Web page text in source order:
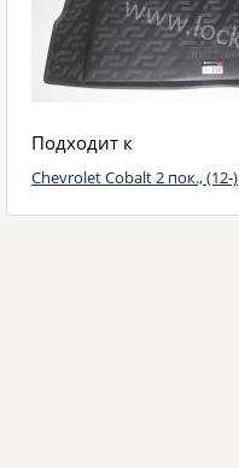
Подходит к
Chevrolet Cobalt 2 пок., (12-)